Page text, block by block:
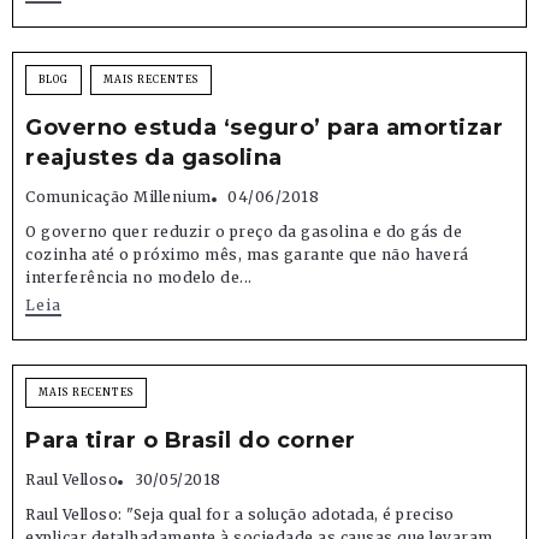
BLOG MAIS RECENTES
Governo estuda ‘seguro’ para amortizar
reajustes da gasolina
Comunicação Millenium
04/06/2018
O governo quer reduzir o preço da gasolina e do gás de
cozinha até o próximo mês, mas garante que não haverá
interferência no modelo de...
Leia
MAIS RECENTES
Para tirar o Brasil do corner
Raul Velloso
30/05/2018
Raul Velloso: "Seja qual for a solução adotada, é preciso